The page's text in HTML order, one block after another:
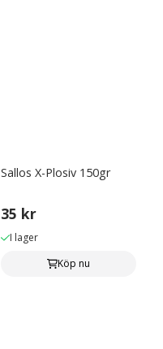
Sallos X-Plosiv 150gr
35 kr
I lager
Köp nu